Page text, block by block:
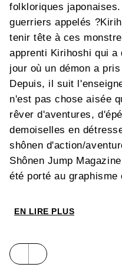
folkloriques
guerriers appelés
tenir tête à ces
apprenti Kirihoshi qui
jour où un démon a
Depuis, il suit
n'est pas chose aisée
rêver d'aventures,
demoiselles en
shônen d'action/
Shônen Jump
été porté au
humour ravageur et
EN LIRE PLUS